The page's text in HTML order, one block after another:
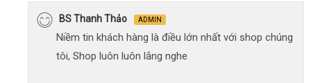
BS Thanh Thảo ADMIN
Niềm tin khách hàng là điều lớn nhất với shop chúng
tôi, Shop luôn luôn lắng nghe